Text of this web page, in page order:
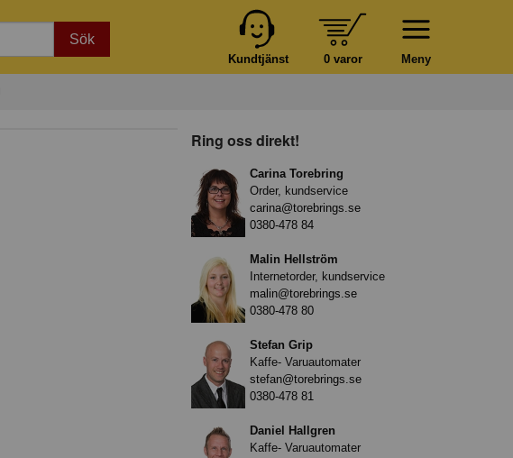
Sök
Meny
0 varor
Kundtjänst
Ring oss direkt!
Carina Torebring
Order, kundservice
carina@torebrings.se
0380-478 84
Malin Hellström
Internetorder, kundservice
malin@torebrings.se
0380-478 80
Stefan Grip
Kaffe- Varuautomater
stefan@torebrings.se
0380-478 81
Daniel Hallgren
Kaffe- Varuautomater